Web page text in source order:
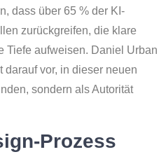
dass über 65 % der KI-
zurückgreifen, die klare
Tiefe aufweisen. Daniel Urban
darauf vor, in dieser neuen
sondern als Autorität
Prozess